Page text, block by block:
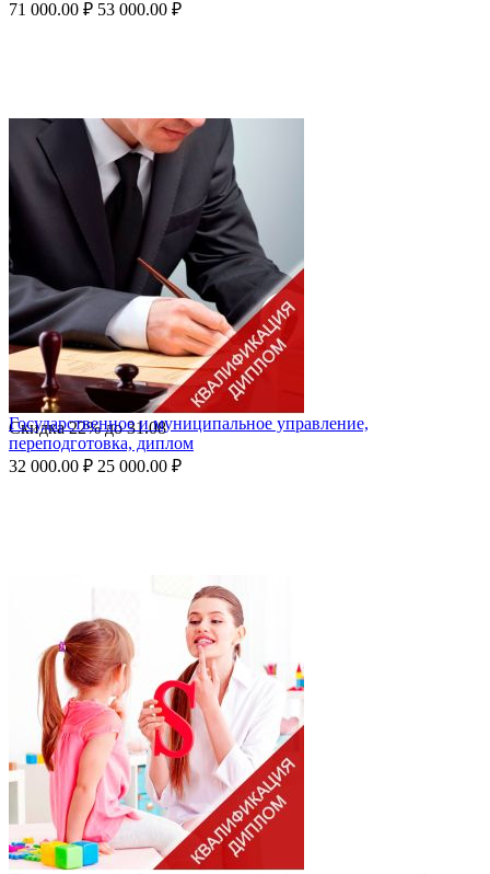
71 000.00 ₽ 53 000.00 ₽
Скидка22%до31.08
Государственное и муниципальное управление,
переподготовка, диплом
32 000.00 ₽ 25 000.00 ₽